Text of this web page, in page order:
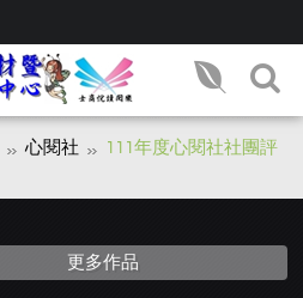
心閱社
111年度心閱社社團評
更多作品